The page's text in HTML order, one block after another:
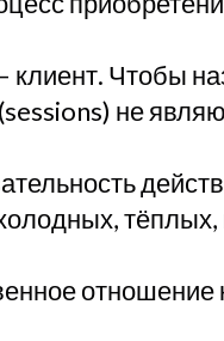
клиент. Чтобы
не
тёплых,
отношение